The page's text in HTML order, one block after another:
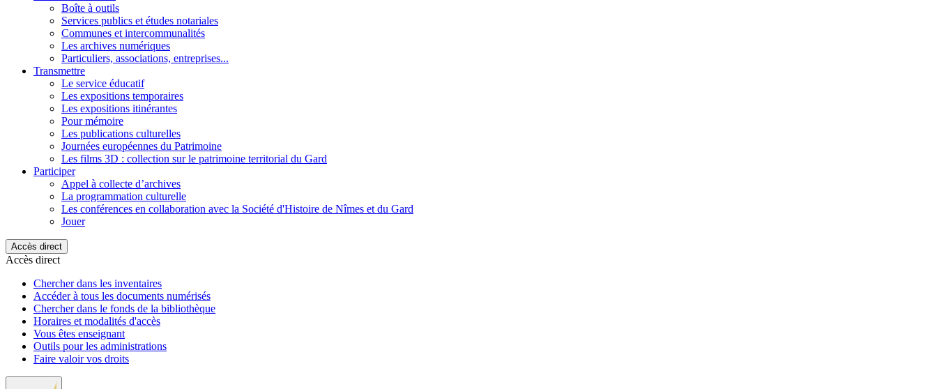
Boîte à outils
Services publics et études notariales
Communes et intercommunalités
Les archives numériques
Particuliers, associations, entreprises...
Transmettre
Le service éducatif
Les expositions temporaires
Les expositions itinérantes
Pour mémoire
Les publications culturelles
Journées européennes du Patrimoine
Les films 3D : collection sur le patrimoine territorial du Gard
Participer
Appel à collecte d’archives
La programmation culturelle
Les conférences en collaboration avec la Société d'Histoire de Nîmes et du Gard
Jouer
Accès direct
Accès direct
Chercher dans les inventaires
Accéder à tous les documents numérisés
Chercher dans le fonds de la bibliothèque
Horaires et modalités d'accès
Vous êtes enseignant
Outils pour les administrations
Faire valoir vos droits